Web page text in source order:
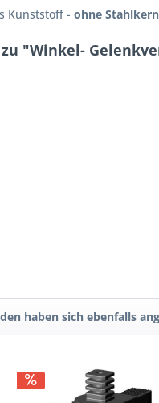
Kunststoff - ohne Stahlkern
"Winkel-
haben sich ebenfalls